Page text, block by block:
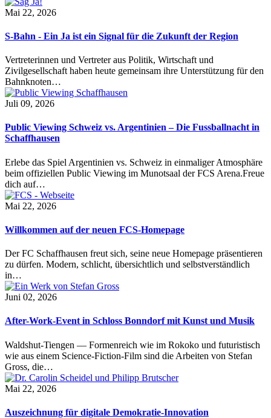
Mai 22, 2026
S-Bahn - Ein Ja ist ein Signal für die Zukunft der Region
Vertreterinnen und Vertreter aus Politik, Wirtschaft und
Zivilgesellschaft haben heute gemeinsam ihre Unterstützung für den
Bahnknoten…
Juli 09, 2026
Public Viewing Schweiz vs. Argentinien – Die Fussballnacht in
Schaffhausen
Erlebe das Spiel Argentinien vs. Schweiz in einmaliger Atmosphäre
beim offiziellen Public Viewing im Munotsaal der FCS Arena.Freue
dich auf…
Mai 22, 2026
Willkommen auf der neuen FCS-Homepage
Der FC Schaffhausen freut sich, seine neue Homepage präsentieren
zu dürfen. Modern, schlicht, übersichtlich und selbstverständlich
in…
Juni 02, 2026
After-Work-Event in Schloss Bonndorf mit Kunst und Musik
Waldshut-Tiengen — Formenreich wie im Rokoko und futuristisch
wie aus einem Science-Fiction-Film sind die Arbeiten von Stefan
Gross, die…
Mai 22, 2026
Auszeichnung für digitale Demokratie-Innovation